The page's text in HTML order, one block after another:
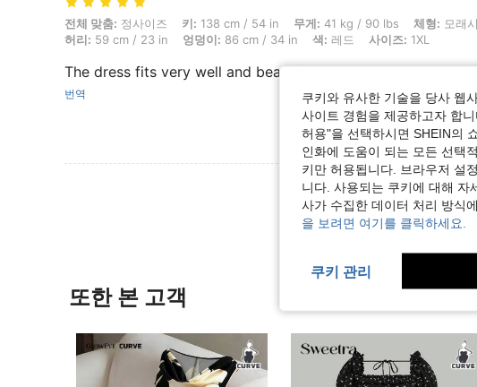
전체 맞춤: 정사이즈, 키: 138 cm / 54 in, 무게: 41 kg / 90 lbs, 체형: 모래시계, 흉상:
전체 맞춤: 정사이즈 키: 138 cm / 54 in 무게: 41 kg / 90 lbs 체형: 모래
허리: 59 cm / 23 in 엉덩이: 86 cm / 34 in 색: 레드 사이즈: 1XL
The dress fits very well and beautiful quality is good it's
번역
리뷰 더 보기
또한 본 고객
쿠키와 유사한 기술을 당사 웹
사이트 경험을 제공하고자 합
허용"을 선택하시면 SHEIN의
인화에 도움이 되는 모든 선택
키만 허용됩니다. 브라우저 설
니다. 사용되는 쿠키에 대해 자
사가 수집한 데이터 처리 방식
을 보려면 여기를 클릭하세요.
쿠키 관리